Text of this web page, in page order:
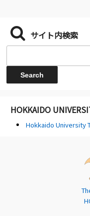
サイト内検索
HOKKAIDO
Hokkaido University